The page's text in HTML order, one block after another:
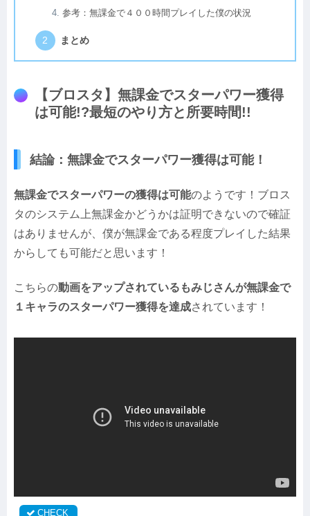
参考：無課金で４００時間プレイした僕の状況
まとめ
【ブロスタ】無課金でスターパワー獲得
は可能!?最短のやり方と所要時間!!
結論：無課金でスターパワー獲得は可能！
無課金でスターパワーの獲得は可能のようです！ブロス
タのシステム上無課金かどうかは証明できないので確証
はありませんが、僕が無課金である程度プレイした結果
からしても可能だと思います！
こちらの動画をアップされているもみじさんが無課金で
１キャラのスターパワー獲得を達成されています！